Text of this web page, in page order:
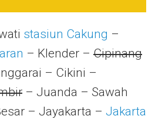
stasiun Cakung –
– Klender – Cipinang
– Cikini –
– Juanda – Sawah
– Jayakarta – Jakarta